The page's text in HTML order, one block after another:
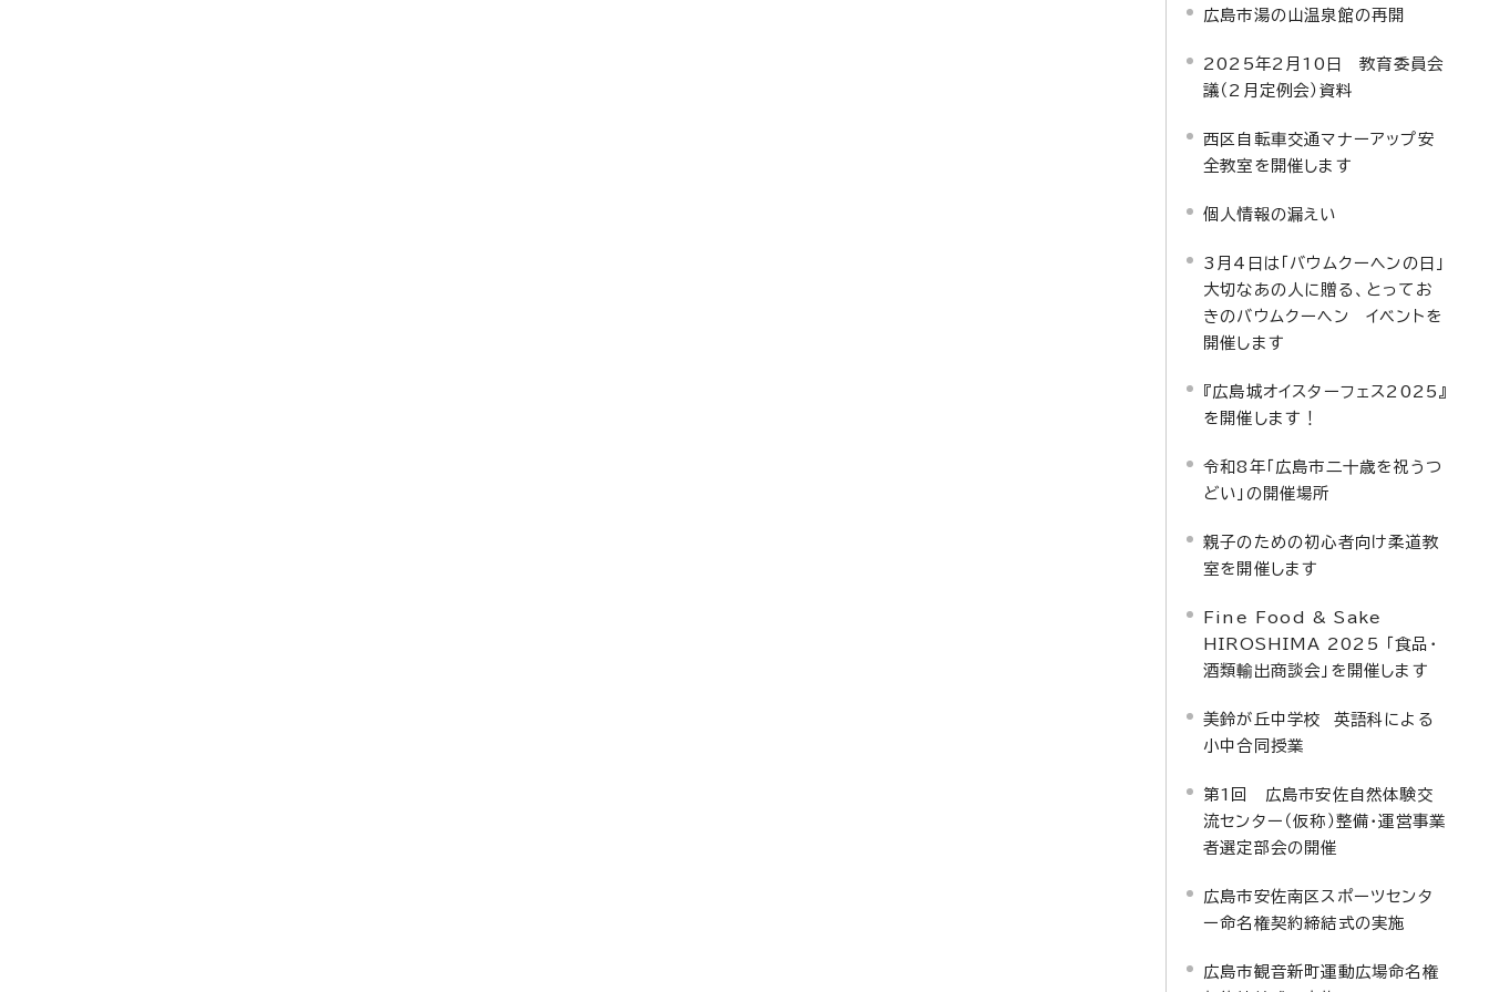
広島市湯の山温泉館の再開
2025年2月10日 教育委員会
議（2月定例会）資料
西区自転車交通マナーアップ安
全教室を開催します
個人情報の漏えい
3月4日は「バウムクーヘンの日」
大切なあの人に贈る、とってお
きのバウムクーヘン イベントを
開催します
『広島城オイスターフェス2025』
を開催します！
令和8年「広島市二十歳を祝うつ
どい」の開催場所
親子のための初心者向け柔道教
室を開催します
Fine Food & Sake
HIROSHIMA 2025 「食品・
酒類輸出商談会」を開催します
美鈴が丘中学校 英語科による
小中合同授業
第1回 広島市安佐自然体験交
流センター（仮称）整備・運営事業
者選定部会の開催
広島市安佐南区スポーツセンタ
ー命名権契約締結式の実施
広島市観音新町運動広場命名権